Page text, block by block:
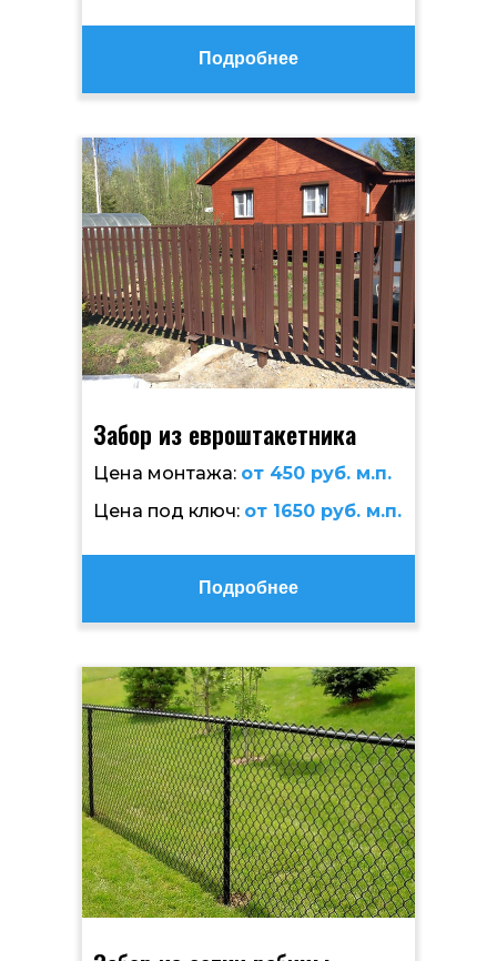
Подробнее
Подробнее
Забор из евроштакетника
Цена монтажа: от 450 руб. м.п.
Цена под ключ: от 1650 руб. м.п.